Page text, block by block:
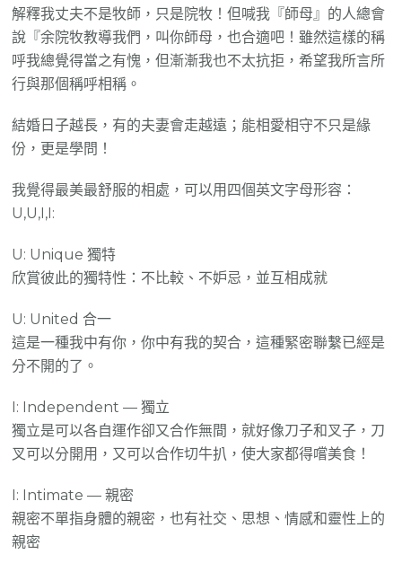
解釋我丈夫不是牧師，只是院牧！但喊我『師母』的人總會
說『余院牧教導我們，叫你師母，也合適吧！雖然這樣的稱
呼我總覺得當之有愧，但漸漸我也不太抗拒，希望我所言所
行與那個稱呼相稱。
結婚日子越長，有的夫妻會走越遠；能相愛相守不只是緣
份，更是學問！
我覺得最美最舒服的相處，可以用四個英文字母形容：
U,U,I,I:
U: Unique 獨特
欣賞彼此的獨特性：不比較、不妒忌，並互相成就
U: United 合一
這是一種我中有你，你中有我的契合，這種緊密聯繫已經是
分不開的了。
I: Independent — 獨立
獨立是可以各自運作卻又合作無間，就好像刀子和叉子，刀
叉可以分開用，又可以合作切牛扒，使大家都得嚐美食！
I: Intimate — 親密
親密不單指身體的親密，也有社交、思想、情感和靈性上的
親密